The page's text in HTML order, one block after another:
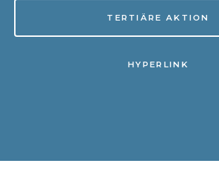
TERTIÄRE AKTION
HYPERLINK